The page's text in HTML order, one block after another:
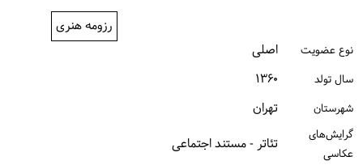
رزومه هنری
نوع عضویت اصلی
سال تولد ۱۳۶۰
شهرستان تهران
گرایش‌های
عکاسی
تئاتر - مستند اجتماعی